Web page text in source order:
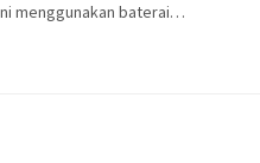
menggunakan baterai…